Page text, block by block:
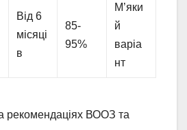
Від 6
місяці
в
85-
95%
М’яки
й
варіа
нт
рекомендаціях ВООЗ та